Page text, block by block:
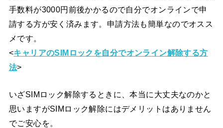
手数料が3000円前後かかるので自分でオンラインで申
請する方が安く済みます。申請方法も簡単なのでオスス
メです。
<キャリアのSIMロックを自分でオンライン解除する方
法>
いざSIMロック解除するときに、本当に大丈夫なのかと
思いますがSIMロック解除にはデメリットはありません
でご安心を。